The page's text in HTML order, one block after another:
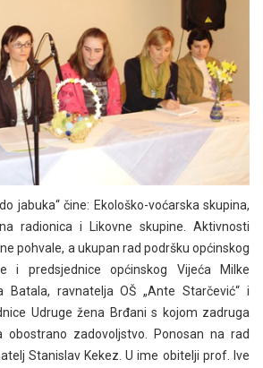
jabuka“ čine: Ekološko-voćarska skupina,
radionica i Likovne skupine. Aktivnosti
pohvale, a ukupan rad podršku općinskog
i predsjednice općinskog Vijeća Milke
Batala, ravnatelja OŠ „Ante Starčević“ i
Udruge žena Brđani s kojom zadruga
obostrano zadovoljstvo. Ponosan na rad
Stanislav Kekez. U ime obitelji prof. Ive